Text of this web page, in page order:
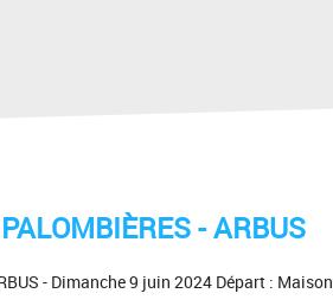
- ARBUS
- Dimanche 9 juin 2024 Départ :